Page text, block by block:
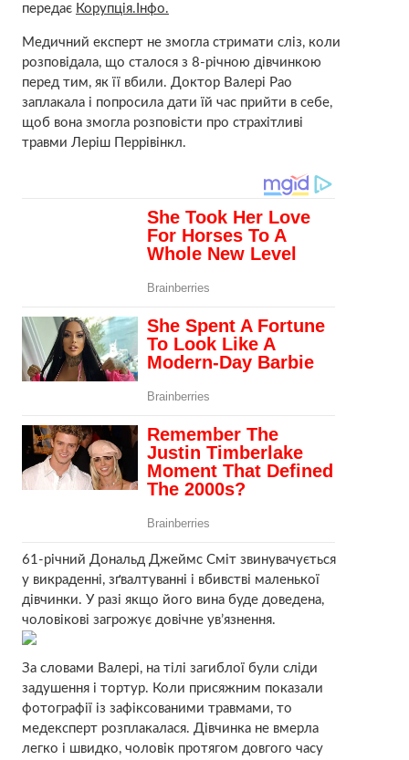
передає Корупція.Інфо.
Медичний експерт не змогла стримати сліз, коли
розповідала, що сталося з 8-річною дівчинкою
перед тим, як її вбили. Доктор Валері Рао
заплакала і попросила дати їй час прийти в себе,
щоб вона змогла розповісти про страхітливі
травми Леріш Перрівінкл.
61-річний Дональд Джеймс Сміт звинувачується
у викраденні, зґвалтуванні і вбивстві маленької
дівчинки. У разі якщо його вина буде доведена,
чоловікові загрожує довічне ув’язнення.
За словами Валері, на тілі загиблої були сліди
задушення і тортур. Коли присяжним показали
фотографії із зафіксованими травмами, то
медексперт розплакалася. Дівчинка не вмерла
легко і швидко, чоловік протягом довгого часу